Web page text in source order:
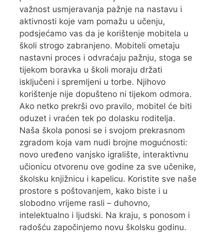
važnost usmjeravanja pažnje na nastavu i
aktivnosti koje vam pomažu u učenju,
podsjećamo vas da je korištenje mobitela u
školi strogo zabranjeno. Mobiteli ometaju
nastavni proces i odvraćaju pažnju, stoga se
tijekom boravka u školi moraju držati
isključeni i spremljeni u torbe. Njihovo
korištenje nije dopušteno ni tijekom odmora.
Ako netko prekrši ovo pravilo, mobitel će biti
oduzet i vraćen tek po dolasku roditelja.
Naša škola ponosi se i svojom prekrasnom
zgradom koja vam nudi brojne mogućnosti:
novo uređeno vanjsko igralište, interaktivnu
učionicu otvorenu ove godine za sve učenike,
školsku knjižnicu i kapelicu. Koristite sve naše
prostore s poštovanjem, kako biste i u
slobodno vrijeme rasli – duhovno,
intelektualno i ljudski. Na kraju, s ponosom i
radošću započinjemo novu školsku godinu.